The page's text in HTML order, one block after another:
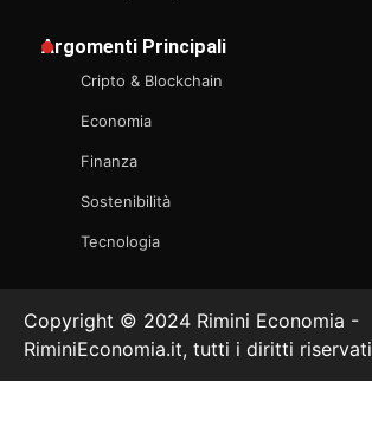
Argomenti Principali
Cripto & Blockchain
Economia
Finanza
Sostenibilità
Tecnologia
Copyright © 2024 Rimini Economia -
RiminiEconomia.it, tutti i diritti riservati